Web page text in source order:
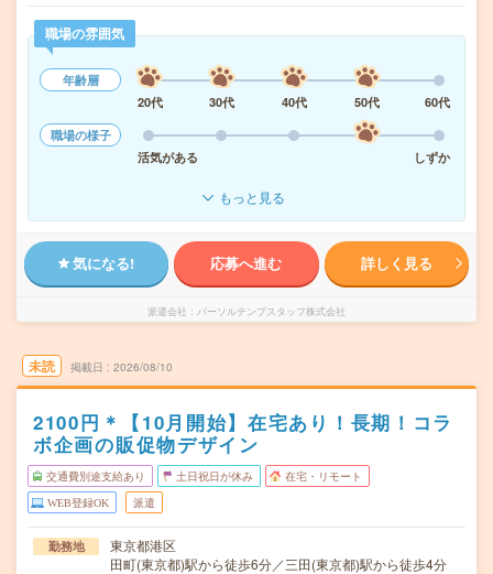
職場の雰囲気
年齢層
20代
30代 40代 50代
60代
職場の様子
活気がある
しずか
もっと見る
気になる! 応募へ進む 詳しく見る
派遣会社 パーソルテンプスタッフ株式会社
未読 掲載日 2026/08/10
2100円＊【10月開始】在宅あり！長期！コラ
ボ企画の販促物デザイン
交通費別途支給あり 土日祝日が休み 在宅・リモート
WEB登録OK 派遣
勤務地
東京都港区
田町(東京都)駅から徒歩6分／三田(東京都)駅から徒歩4分